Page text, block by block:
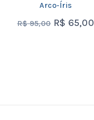
Arco-Íris
R$95,00 R$ 65,00